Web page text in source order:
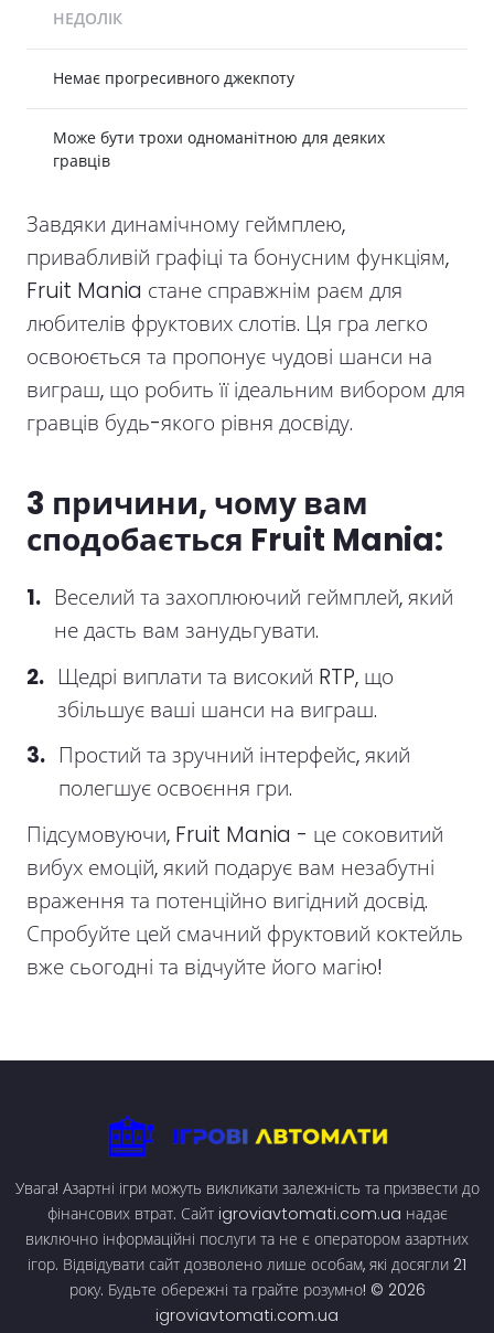
НЕДОЛІК
Немає прогресивного джекпоту
Може бути трохи одноманітною для деяких
гравців
Завдяки динамічному геймплею,
привабливій графіці та бонусним функціям,
Fruit Mania стане справжнім раєм для
любителів фруктових слотів. Ця гра легко
освоюється та пропонує чудові шанси на
виграш, що робить її ідеальним вибором для
гравців будь-якого рівня досвіду.
3 причини, чому вам
сподобається Fruit Mania:
Веселий та захоплюючий геймплей, який
не дасть вам занудьгувати.
Щедрі виплати та високий RTP, що
збільшує ваші шанси на виграш.
Простий та зручний інтерфейс, який
полегшує освоєння гри.
Підсумовуючи, Fruit Mania - це соковитий
вибух емоцій, який подарує вам незабутні
враження та потенційно вигідний досвід.
Спробуйте цей смачний фруктовий коктейль
вже сьогодні та відчуйте його магію!
Увага! Азартні ігри можуть викликати залежність та призвести до
фінансових втрат. Сайт igroviavtomati.com.ua надає
виключно інформаційні послуги та не є оператором азартних
ігор. Відвідувати сайт дозволено лише особам, які досягли 21
року. Будьте обережні та грайте розумно! © 2026
igroviavtomati.com.ua